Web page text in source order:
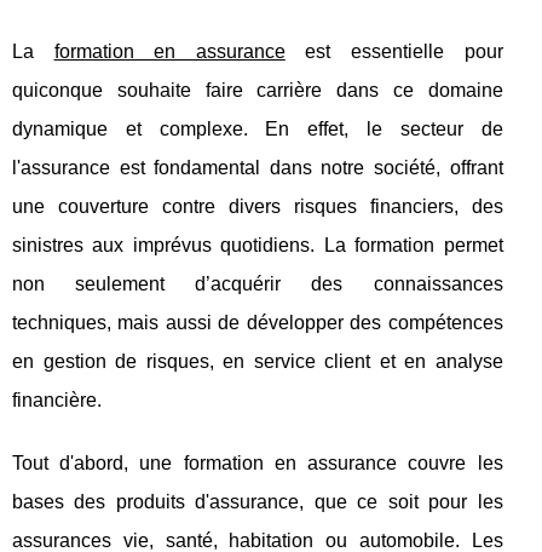
La formation en assuranceest essentielle pour
quiconque souhaite faire carrière dans ce domaine
dynamique et complexe. En effet, le secteur de
l'assurance est fondamental dans notre société, offrant
une couverture contre divers risques financiers, des
sinistres aux imprévus quotidiens. La formation permet
non seulement d’acquérir des connaissances
techniques, mais aussi de développer des compétences
en gestion de risques, en service client et en analyse
financière.
Tout d'abord, une formation en assurance couvre les
bases des produits d'assurance, que ce soit pour les
assurances vie, santé, habitation ou automobile. Les